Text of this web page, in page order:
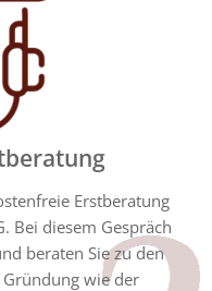
Erstberatung
Bei diesem Gespräch
beraten Sie zu den
wie der